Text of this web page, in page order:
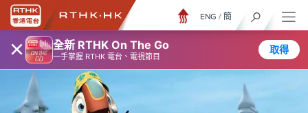
× 全新 RTHK On The Go
一手掌握 RTHK 電台、電視節目
取得
ENG / 簡